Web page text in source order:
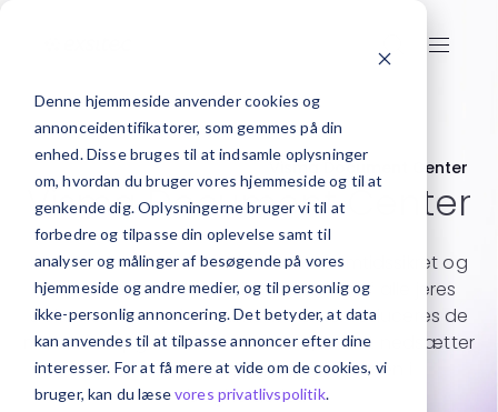
Denne hjemmeside anvender cookies og
annonceidentifikatorer, som gemmes på din
enhed. Disse bruges til at indsamle oplysninger
om, hvordan du bruger vores hjemmeside og til at
genkende dig. Oplysningerne bruger vi til at
forbedre og tilpasse din oplevelse samt til
analyser og målinger af besøgende på vores
hjemmeside og andre medier, og til personlig og
ikke-personlig annoncering. Det betyder, at data
kan anvendes til at tilpasse annoncer efter dine
interesser. For at få mere at vide om de cookies, vi
bruger, kan du læsevores privatlivspolitik.
Fakturahåndtering Visma Document Center
Visma Document Center
Med Document Center får du en fremtidssikret og
cloudbaseret løsning til håndtering af alle jeres
dokumenter. Med Document Center reduceres de
manuelle opgaver til et minimum, hvilket nedsætter
antallet af fejl og øger effektiviteten i
bogholderiet.